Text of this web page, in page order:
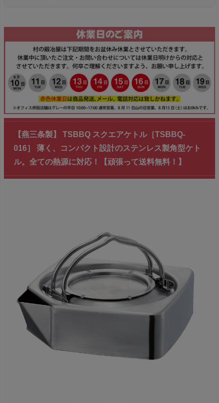
【燕三条製】 TSBBQ スクエアケトル［TSBBQ-
016］ 薄く、コンパクト設計のステンレス製角型ケト
ル。全ての熱源に対応！【頑張って送料無料！】